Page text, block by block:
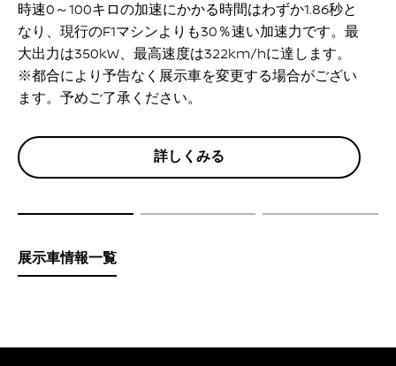
フォーミュラE GEN3 Evoは、FIAシングルシーターの
中でも最も加速力のあるマシンに仕上がっています。
時速0～100キロの加速にかかる時間はわずか1.86秒と
なり、現行のF1マシンよりも30％速い加速力です。最
大出力は350kW、最高速度は322km/hに達します。
ます。予めご了承ください。